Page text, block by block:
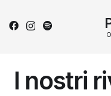
I nostri